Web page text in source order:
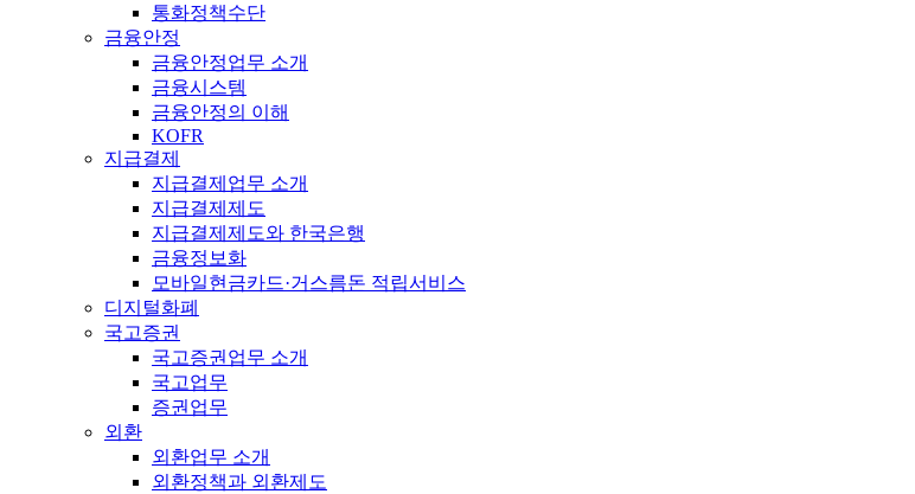
통화정책수단
금융안정
금융안정업무 소개
금융시스템
금융안정의 이해
KOFR
지급결제
지급결제업무 소개
지급결제제도
지급결제제도와 한국은행
금융정보화
모바일현금카드·거스름돈 적립서비스
디지털화폐
국고증권
국고증권업무 소개
국고업무
증권업무
외환
외환업무 소개
외환정책과 외환제도